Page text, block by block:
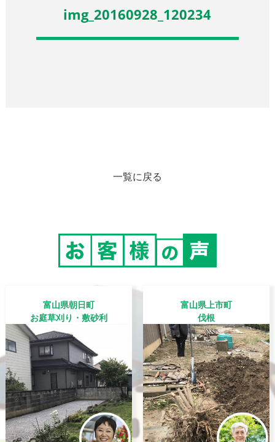
img_20160928_120234
一覧に戻る
富山県朝日町
お庭草刈り・敷砂利
富山県上市町
伐根